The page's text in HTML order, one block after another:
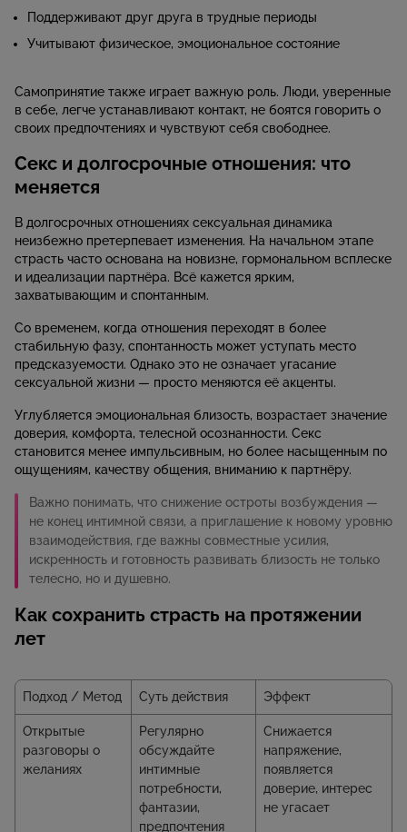
Поддерживают друг друга в трудные периоды
Учитывают физическое, эмоциональное состояние
Самопринятие также играет важную роль. Люди, уверенные
в себе, легче устанавливают контакт, не боятся говорить о
своих предпочтениях и чувствуют себя свободнее.
Секс и долгосрочные отношения: что
меняется
В долгосрочных отношениях сексуальная динамика
неизбежно претерпевает изменения. На начальном этапе
страсть часто основана на новизне, гормональном всплеске
и идеализации партнёра. Всё кажется ярким,
захватывающим и спонтанным.
Со временем, когда отношения переходят в более
стабильную фазу, спонтанность может уступать место
предсказуемости. Однако это не означает угасание
сексуальной жизни — просто меняются её акценты.
Углубляется эмоциональная близость, возрастает значение
доверия, комфорта, телесной осознанности. Секс
становится менее импульсивным, но более насыщенным по
ощущениям, качеству общения, вниманию к партнёру.
Важно понимать, что снижение остроты возбуждения —
не конец интимной связи, а приглашение к новому уровню
взаимодействия, где важны совместные усилия,
искренность и готовность развивать близость не только
телесно, но и душевно.
Как сохранить страсть на протяжении
лет
Подход / Метод Суть действия Эффект
Открытые
разговоры о
желаниях
Регулярно
обсуждайте
интимные
потребности,
фантазии,
предпочтения
Снижается
напряжение,
появляется
доверие, интерес
не угасает